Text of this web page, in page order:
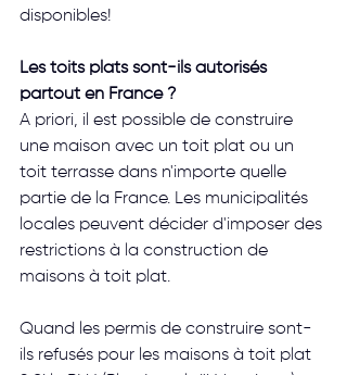
disponibles!
Les toits plats sont-ils autorisés
partout en France ?
A priori, il est possible de construire
une maison avec un toit plat ou un
toit terrasse dans n'importe quelle
partie de la France. Les municipalités
locales peuvent décider d'imposer des
restrictions à la construction de
maisons à toit plat.
Quand les permis de construire sont-
ils refusés pour les maisons à toit plat